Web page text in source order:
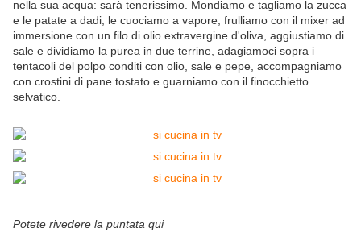
nella sua acqua: sarà tenerissimo. Mondiamo e tagliamo la zucca
e le patate a dadi, le cuociamo a vapore, frulliamo con il mixer ad
immersione con un filo di olio extravergine d'oliva, aggiustiamo di
sale e dividiamo la purea in due terrine, adagiamoci sopra i
tentacoli del polpo conditi con olio, sale e pepe, accompagniamo
con crostini di pane tostato e guarniamo con il finocchietto
selvatico.
Potete rivedere la puntata qui